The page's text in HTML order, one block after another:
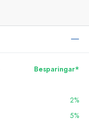
Besparingar*
2%
5%